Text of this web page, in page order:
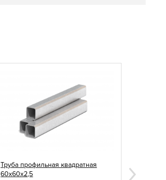
Труба профильная квадратная
60х60х2,5